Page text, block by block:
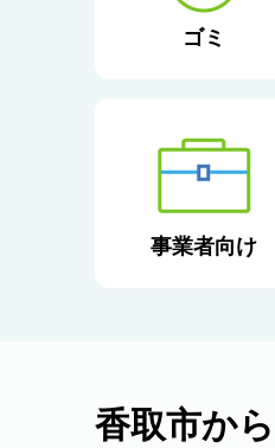
ゴミ
事業者向け
香取市か